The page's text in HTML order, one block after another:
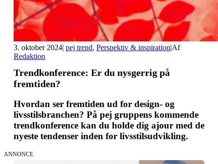
3. oktober 2024| pej trend, Perspektiv & inspiration|Af
Redaktion
Trendkonference: Er du nysgerrig på
fremtiden?
Hvordan ser fremtiden ud for design- og
livsstilsbranchen? På pej gruppens kommende
trendkonference kan du holde dig ajour med de
nyeste tendenser inden for livsstilsudvikling.
ANNONCE